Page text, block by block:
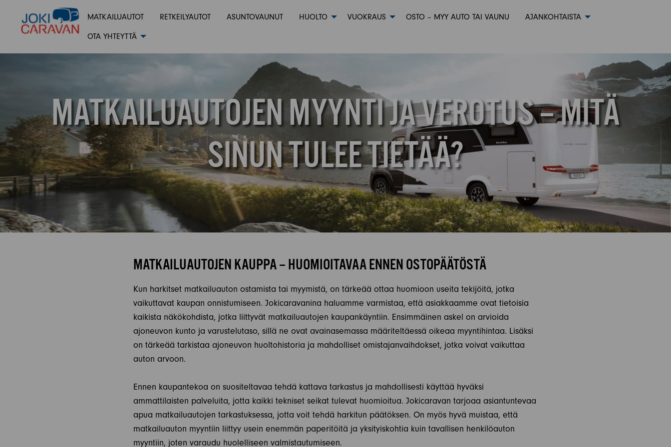
MATKAILUAUTOT RETKEILYAUTOT ASUNTOVAUNUT HUOLTO VUOKRAUS OSTO – MYY AUTO TAI VAUNU AJANKOHTAISTA
OTA YHTEYTTÄ
MATKAILUAUTOJEN MYYNTI JA VEROTUS – MITÄ
SINUN TULEE TIETÄÄ?
MATKAILUAUTOJEN KAUPPA – HUOMIOITAVAA ENNEN OSTOPÄÄTÖSTÄ
Kun harkitset matkailuauton ostamista tai myymistä, on tärkeää ottaa huomioon useita tekijöitä, jotka
vaikuttavat kaupan onnistumiseen. Jokicaravanina haluamme varmistaa, että asiakkaamme ovat tietoisia
kaikista näkökohdista, jotka liittyvät matkailuautojen kaupankäyntiin. Ensimmäinen askel on arvioida
ajoneuvon kunto ja varustelutaso, sillä ne ovat avainasemassa määriteltäessä oikeaa myyntihintaa. Lisäksi
on tärkeää tarkistaa ajoneuvon huoltohistoria ja mahdolliset omistajanvaihdokset, jotka voivat vaikuttaa
auton arvoon.
Ennen kaupantekoa on suositeltavaa tehdä kattava tarkastus ja mahdollisesti käyttää hyväksi
ammattilaisten palveluita, jotta kaikki tekniset seikat tulevat huomioitua. Jokicaravan tarjoaa asiantuntevaa
apua matkailuautojen tarkastuksessa, jotta voit tehdä harkitun päätöksen. On myös hyvä muistaa, että
matkailuauton myyntiin liittyy usein enemmän paperitöitä ja yksityiskohtia kuin tavallisen henkilöauton
myyntiin, joten varaudu huolelliseen valmistautumiseen.